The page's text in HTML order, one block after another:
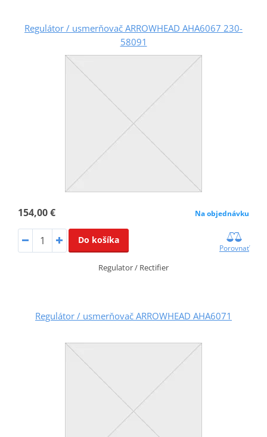
Regulátor / usmerňovač ARROWHEAD AHA6067 230-
58091
154,00 € Na objednávku
Do košíka
Porovnať
Regulator / Rectifier
Regulátor / usmerňovač ARROWHEAD AHA6071